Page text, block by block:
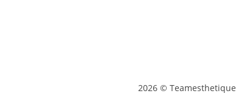
2026 © Teamesthetique